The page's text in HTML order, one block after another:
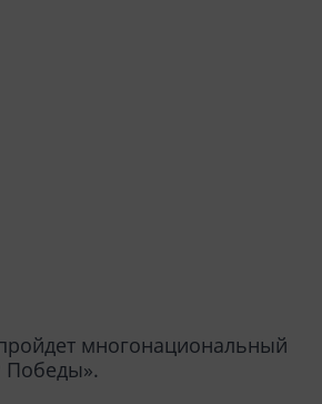
многонациональный